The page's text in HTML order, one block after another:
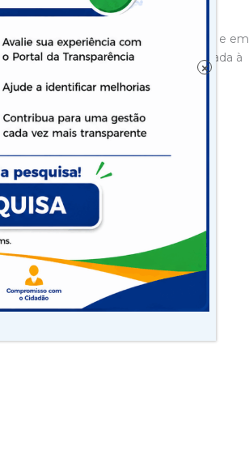
só é possível com equipe qualificada e em
assistência de qualidade e humanizada à
×